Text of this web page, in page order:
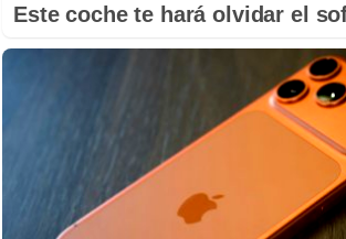
Este coche te hará olvidar el